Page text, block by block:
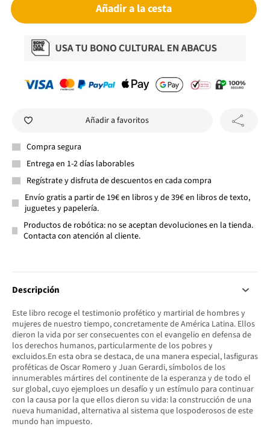
Añadir a la cesta
Añadir a favoritos
Compra segura
Entrega en 1-2 días laborables
Regístrate y disfruta de descuentos en cada compra
Envío gratis a partir de 19€ en libros y de 39€ en libros de texto,
juguetes y papelería.
Productos de robótica: no se aceptan devoluciones en la tienda.
Contacta con atención al cliente.
Descripción
Este libro recoge el testimonio profético y martirial de hombres y
mujeres de nuestro tiempo, concretamente de América Latina. Ellos
dieron la vida por ser consecuentes con el evangelio en defensa de
los derechos humanos, particularmente de los pobres y
excluidos.En esta obra se destaca, de una manera especial, lasfiguras
proféticas de Oscar Romero y Juan Gerardi, símbolos de los
innumerables mártires del continente de la esperanza y de todo el
sur global, cuyo ejemploes un desafío y un estímulo para continuar
con la causa por la que ellos dieron su vida: la construcción de una
nueva humanidad, alternativa al sistema que lospoderosos de este
mundo han impuesto.